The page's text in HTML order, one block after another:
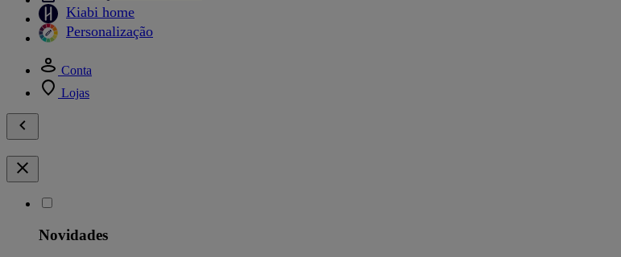
Kiabi home
Personalização
Conta
Lojas
Novidades